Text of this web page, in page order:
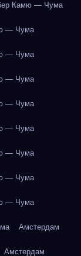
Камю — Чума
— Чума
— Чума
— Чума
— Чума
— Чума
— Чума
— Чума
— Чума
Амстердам
Амстердам